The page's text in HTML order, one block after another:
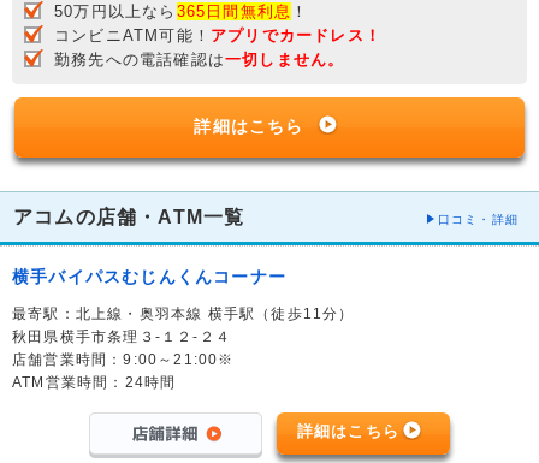
50万円以上なら 365日間無利息 ！
コンビニATM可能！ アプリでカードレス！
勤務先への電話確認は一切しません。
詳細はこちら
アコムの店舗・ATM一覧 口コミ・詳細
横手バイパスむじんくんコーナー
最寄駅：北上線・奥羽本線 横手駅（徒歩11分）
秋田県横手市条理３-１２-２４
店舗営業時間：9:00～21:00※
ATM営業時間：24時間
詳細はこちら